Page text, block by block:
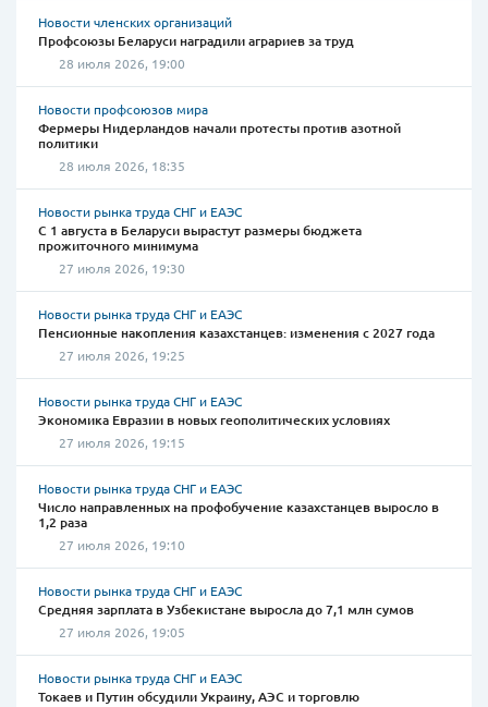
Новости членских организаций
Профсоюзы Беларуси наградили аграриев за труд
28 июля 2026, 19:00
Новости профсоюзов мира
Фермеры Нидерландов начали протесты против азотной
политики
28 июля 2026, 18:35
Новости рынка труда СНГ и ЕАЭС
С 1 августа в Беларуси вырастут размеры бюджета
прожиточного минимума
27 июля 2026, 19:30
Новости рынка труда СНГ и ЕАЭС
Пенсионные накопления казахстанцев: изменения с 2027 года
27 июля 2026, 19:25
Новости рынка труда СНГ и ЕАЭС
Экономика Евразии в новых геополитических условиях
27 июля 2026, 19:15
Новости рынка труда СНГ и ЕАЭС
Число направленных на профобучение казахстанцев выросло в
1,2 раза
27 июля 2026, 19:10
Новости рынка труда СНГ и ЕАЭС
Средняя зарплата в Узбекистане выросла до 7,1 млн сумов
27 июля 2026, 19:05
Новости рынка труда СНГ и ЕАЭС
Токаев и Путин обсудили Украину, АЭС и торговлю